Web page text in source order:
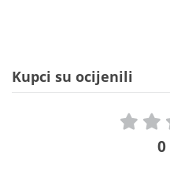
Kupci su ocijenili
0